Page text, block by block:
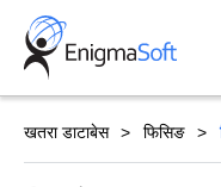
Skip
content
खतरा डाटाबेस फिसिङ